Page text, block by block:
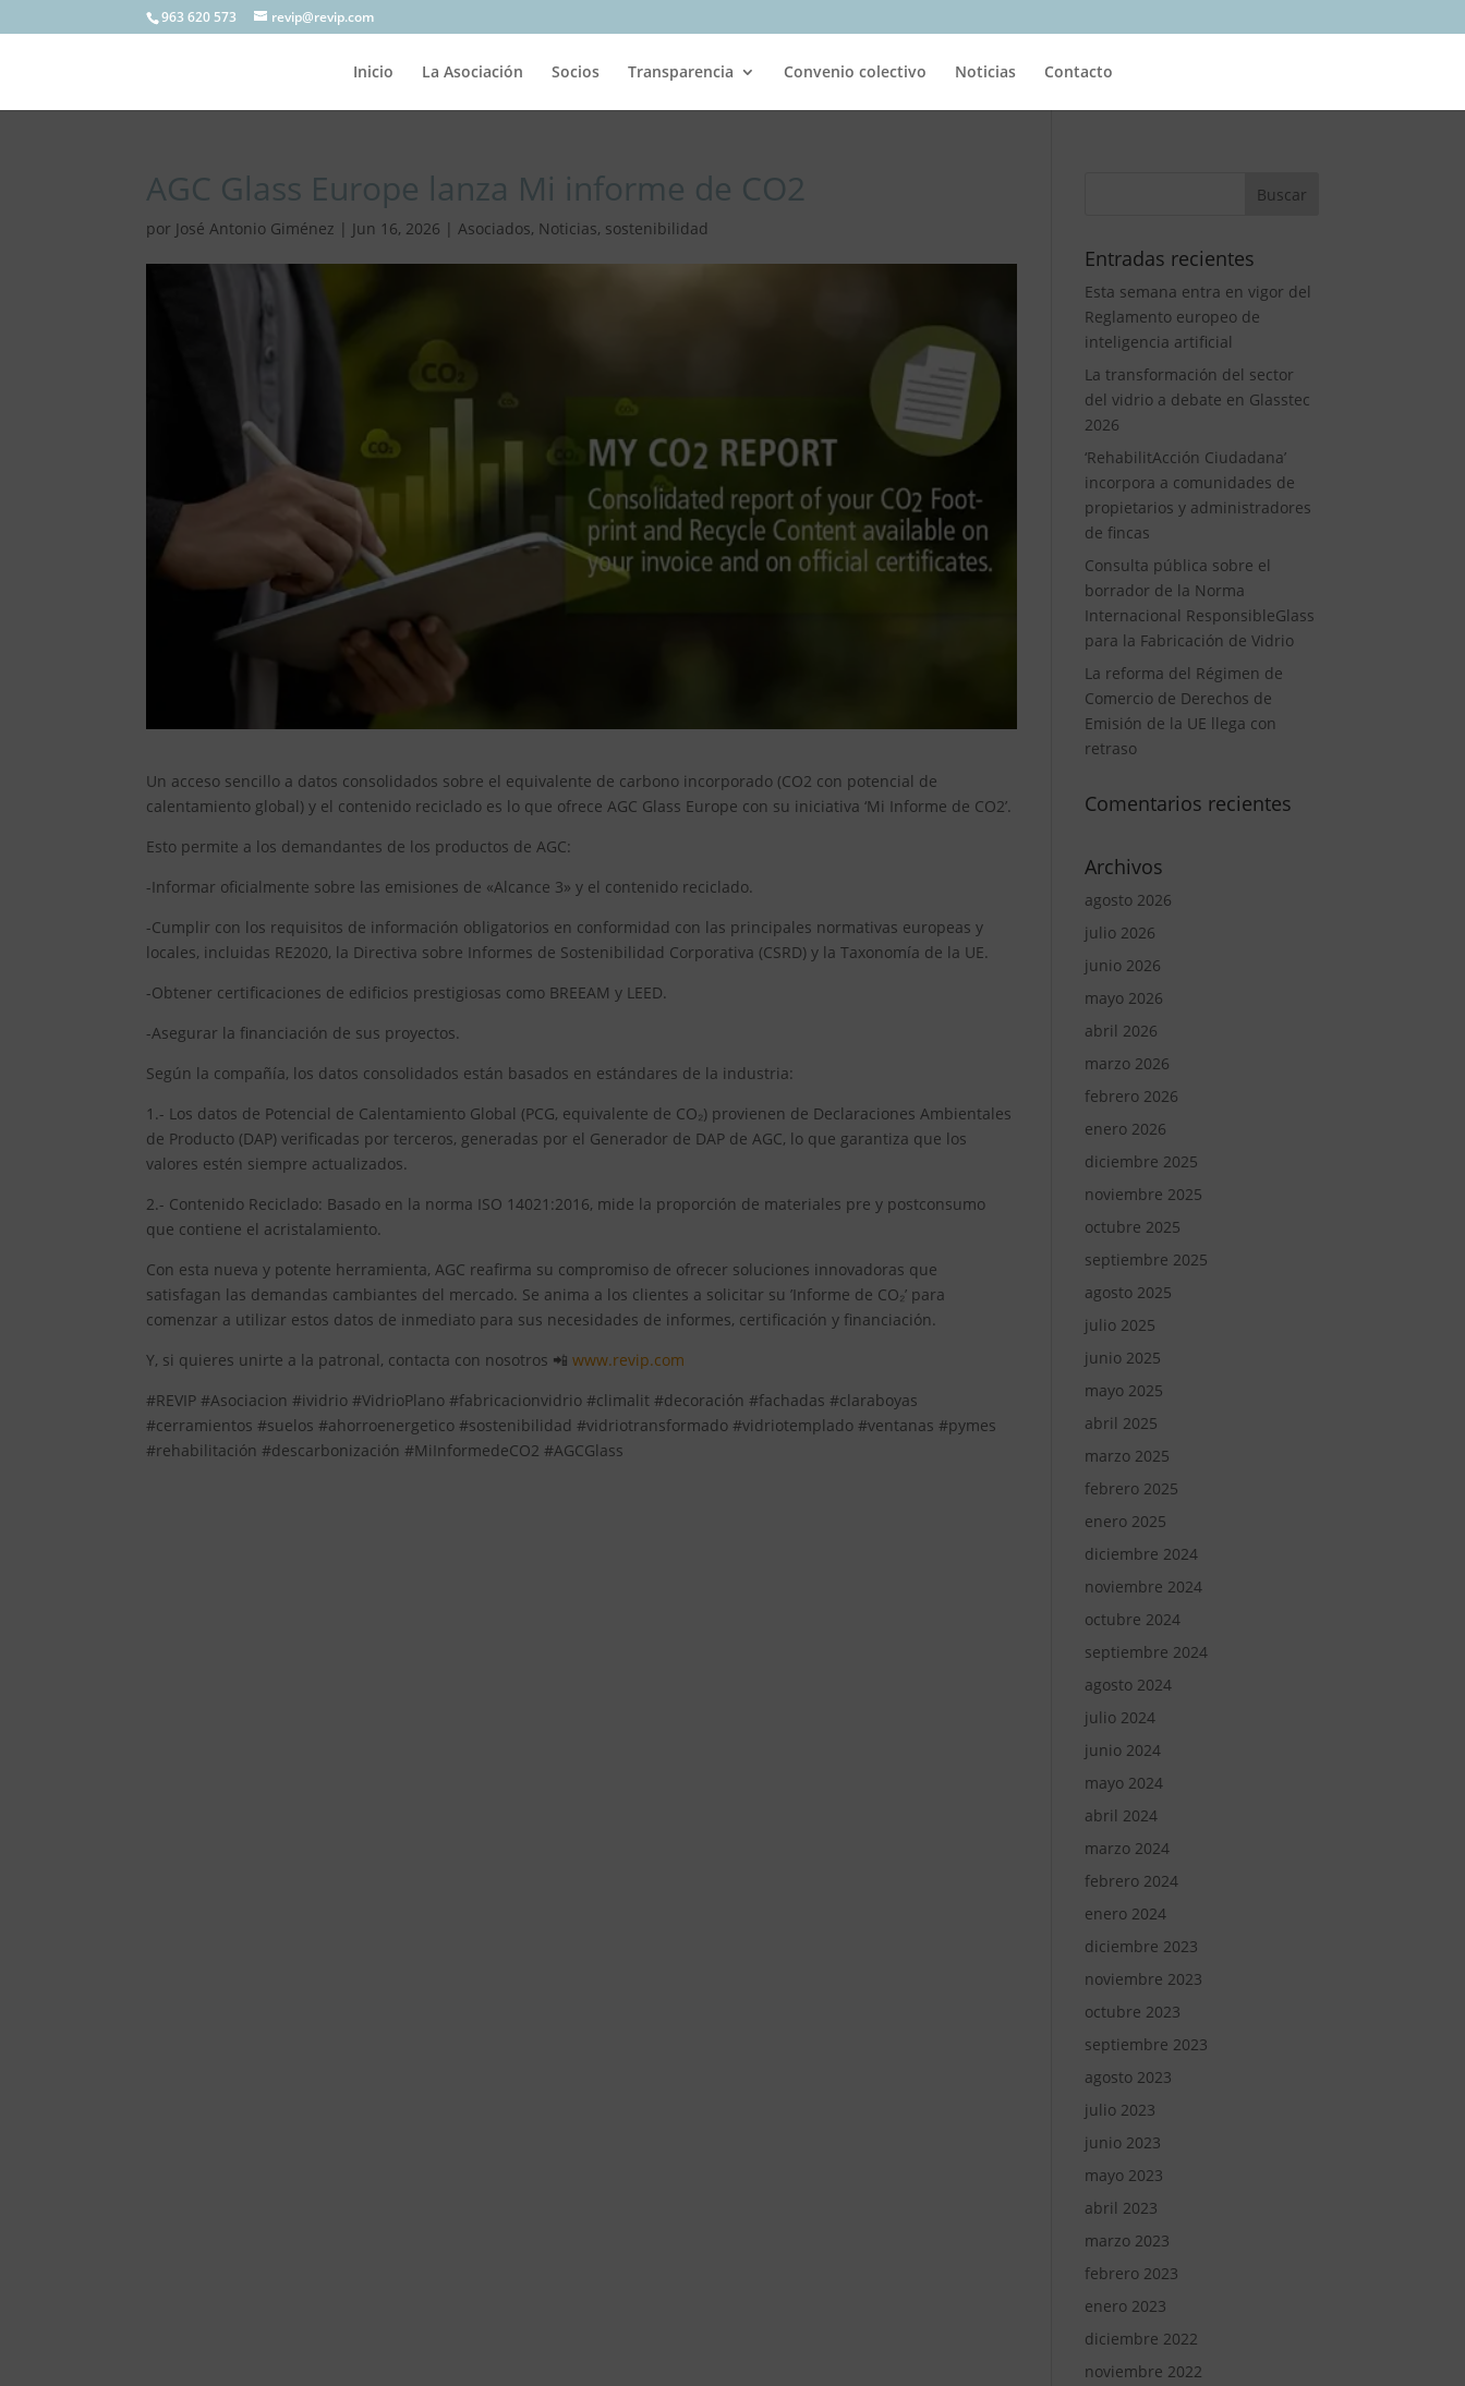
963 620 573 revip@revip.com
Inicio La Asociación Socios Transparencia Convenio colectivo Noticias Contacto
AGC Glass Europe lanza Mi informe de CO2
por José Antonio Giménez | Jun 16, 2026 |Asociados, Noticias, sostenibilidad
Un acceso sencillo a datos consolidados sobre el equivalente de carbono incorporado (CO2 con potencial de
calentamiento global) y el contenido reciclado es lo que ofrece AGC Glass Europe con su iniciativa ‘Mi Informe de CO2’.
Esto permite a los demandantes de los productos de AGC:
-Informar oficialmente sobre las emisiones de «Alcance 3» y el contenido reciclado.
-Cumplir con los requisitos de información obligatorios en conformidad con las principales normativas europeas y
locales, incluidas RE2020, la Directiva sobre Informes de Sostenibilidad Corporativa (CSRD) y la Taxonomía de la UE.
-Obtener certificaciones de edificios prestigiosas como BREEAM y LEED.
-Asegurar la financiación de sus proyectos.
Según la compañía, los datos consolidados están basados en estándares de la industria:
1.- Los datos de Potencial de Calentamiento Global (PCG, equivalente de CO₂) provienen de Declaraciones Ambientales
de Producto (DAP) verificadas por terceros, generadas por el Generador de DAP de AGC, lo que garantiza que los
valores estén siempre actualizados.
2.- Contenido Reciclado: Basado en la norma ISO 14021:2016, mide la proporción de materiales pre y postconsumo
que contiene el acristalamiento.
Con esta nueva y potente herramienta, AGC reafirma su compromiso de ofrecer soluciones innovadoras que
satisfagan las demandas cambiantes del mercado. Se anima a los clientes a solicitar su ’Informe de CO₂’ para
comenzar a utilizar estos datos de inmediato para sus necesidades de informes, certificación y financiación.
Y, si quieres unirte a la patronal, contacta con nosotros 📲www.revip.com
#REVIP #Asociacion #ividrio #VidrioPlano #fabricacionvidrio #climalit #decoración #fachadas #claraboyas
#cerramientos #suelos #ahorroenergetico #sostenibilidad #vidriotransformado #vidriotemplado #ventanas #pymes
#rehabilitación #descarbonización #MiInformedeCO2 #AGCGlass
Entradas recientes
Esta semana entra en vigor del
Reglamento europeo de
inteligencia artificial
La transformación del sector
del vidrio a debate en Glasstec
2026
‘RehabilitAcción Ciudadana’
incorpora a comunidades de
propietarios y administradores
de fincas
Consulta pública sobre el
borrador de la Norma
Internacional ResponsibleGlass
para la Fabricación de Vidrio
La reforma del Régimen de
Comercio de Derechos de
Emisión de la UE llega con
retraso
Comentarios recientes
Archivos
agosto 2026
julio 2026
junio 2026
mayo 2026
abril 2026
marzo 2026
febrero 2026
enero 2026
diciembre 2025
noviembre 2025
octubre 2025
septiembre 2025
agosto 2025
julio 2025
junio 2025
mayo 2025
abril 2025
marzo 2025
febrero 2025
enero 2025
diciembre 2024
noviembre 2024
octubre 2024
septiembre 2024
agosto 2024
julio 2024
junio 2024
mayo 2024
abril 2024
marzo 2024
febrero 2024
enero 2024
diciembre 2023
noviembre 2023
octubre 2023
septiembre 2023
agosto 2023
julio 2023
junio 2023
mayo 2023
abril 2023
marzo 2023
febrero 2023
enero 2023
diciembre 2022
noviembre 2022